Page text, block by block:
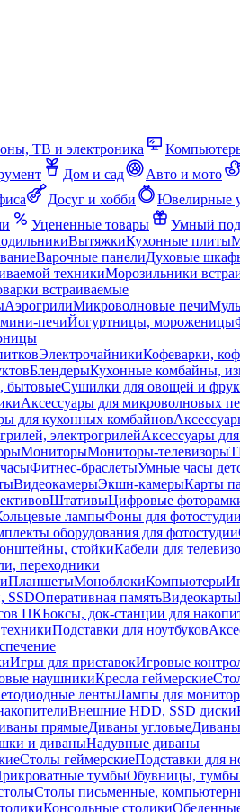
ТВ и электроника
Дом и сад Авто и мото
Досуг и хобби Ювелирные
Уцененные товары Умный
ВытяжкиКухонные плиты
Варочные панелиДуховые
техникиМорозильники
встраиваемые
АэрогрилиМикроволновые печи
печиЙогуртницы, мороженицы
ЭлектрочайникиКофеварки,
БлендерыКухонные комбайны,
бытовыеСушилки для овощей и
Аксессуары для микроволновых
для кухонных комбайнов
электрогрилейАксессуары
МониторыМониторы-телевизоры
Фитнес-браслетыУмные часы
ВидеокамерыЭкшн-камерыКарты
ШтативыЦифровые
лампыФоны для фотостудии
оборудования для фотостудии
стойкиКабели для
переходники
ПланшетыМоноблокиКомпьютеры
SSDОперативная памятьВидеокарты
ПКБоксы, док-станции для
Подставки для ноутбуков
Игры для приставокИгровые
наушникиКресла геймерские
лентыЛампы для
Внешние HDD, SSD диски
прямыеДиваны угловые
и диваныНадувные диваны
Столы геймерскиеПодставки для
тумбыОбувницы,
Столы письменные,
Консольные столики